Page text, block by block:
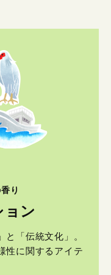
り
ョン
「伝統文化」。
性に関するアイテ